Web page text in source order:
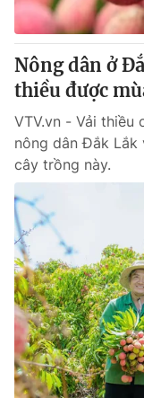
Nông dân ở
thiều được
VTV.vn - Vải thiều
nông dân Đắk Lắk
cây trồng này.